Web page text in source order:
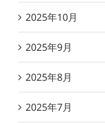
2025年10月
2025年9月
2025年8月
2025年7月